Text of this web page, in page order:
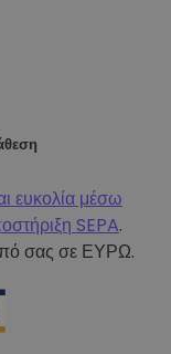
ευκολία μέσω
SEPA.
σας σε ΕΥΡΩ.